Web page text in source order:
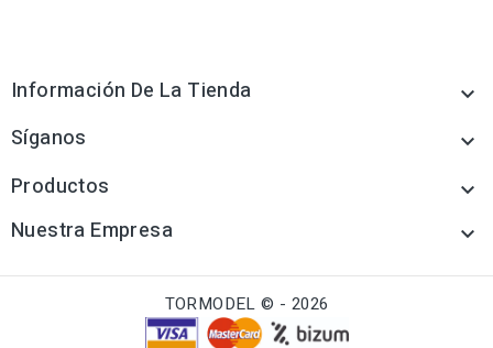
Información De La Tienda 
Síganos 
Productos 
Nuestra Empresa 
TORMODEL © - 2026